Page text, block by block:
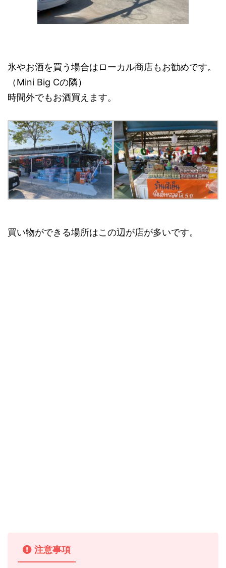
氷やお酒を買う場合はローカル商店もお勧めです。
（Mini Big Cの隣）
時間外でもお酒買えます。
買い物ができる場所はこの辺が店が多いです。
注意事項